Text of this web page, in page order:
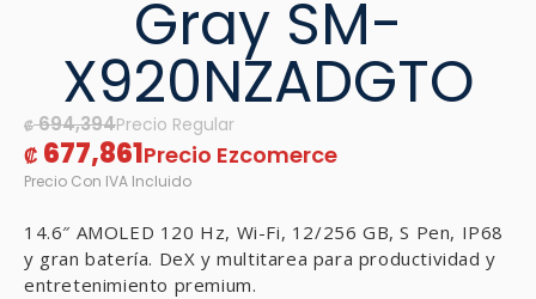
Gray SM-
X920NZADGTO
₡694,394
₡ 677,861
14.6″ AMOLED 120 Hz, Wi-Fi, 12/256 GB, S Pen, IP68
y gran batería. DeX y multitarea para productividad y
entretenimiento premium.